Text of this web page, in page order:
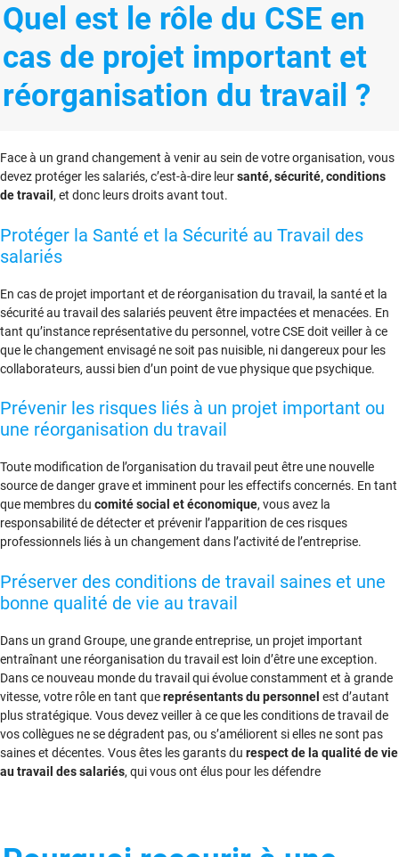
Quel est le rôle du CSE en
cas de projet important et
réorganisation du travail ?
Face à un grand changement à venir au sein de votre organisation, vous
devez protéger les salariés, c’est-à-dire leursanté, sécurité, conditions
de travail , et donc leurs droits avant tout.
Protéger la Santé et la Sécurité au Travail des
salariés
En cas de projet important et de réorganisation du travail, la santé et la
sécurité au travail des salariés peuvent être impactées et menacées. En
tant qu’instance représentative du personnel, votre CSE doit veiller à ce
que le changement envisagé ne soit pas nuisible, ni dangereux pour les
collaborateurs, aussi bien d’un point de vue physique que psychique.
Prévenir les risques liés à un projet important ou
une réorganisation du travail
Toute modification de l’organisation du travail peut être une nouvelle
source de danger grave et imminent pour les effectifs concernés. En tant
que membres du comité social et économique, vous avez la
responsabilité de détecter et prévenir l’apparition de ces risques
professionnels liés à un changement dans l’activité de l’entreprise.
Préserver des conditions de travail saines et une
bonne qualité de vie au travail
Dans un grand Groupe, une grande entreprise, un projet important
entraînant une réorganisation du travail est loin d’être une exception.
Dans ce nouveau monde du travail qui évolue constamment et à grande
vitesse, votre rôle en tant quereprésentants du personnel est d’autant
plus stratégique. Vous devez veiller à ce que les conditions de travail de
vos collègues ne se dégradent pas, ou s’améliorent si elles ne sont pas
saines et décentes. Vous êtes les garants du respect de la qualité de vie
au travail des salariés, qui vous ont élus pour les défendre